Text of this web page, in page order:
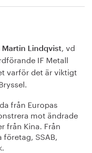
Martin Lindqvist, vd
IF Metall
varför det är viktigt
från Europas
mot ändrade
från Kina. Från
SSAB,